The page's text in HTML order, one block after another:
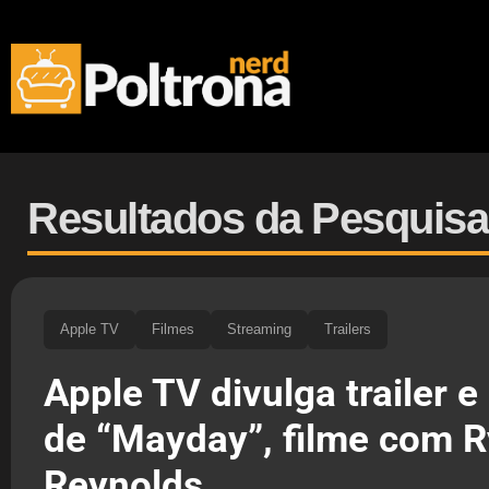
Resultados da
Apple TV Filmes Streaming Trailers
Apple TV divulga trailer
de “Mayday”, filme com